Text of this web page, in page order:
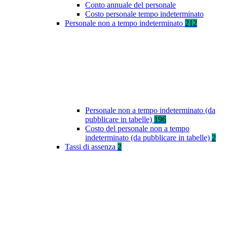
Conto annuale del personale
Costo personale tempo indeterminato
Personale non a tempo indeterminato 212
Personale non a tempo indeterminato (da
pubblicare in tabelle) 196
Costo del personale non a tempo
indeterminato (da pubblicare in tabelle) 2
Tassi di assenza 2